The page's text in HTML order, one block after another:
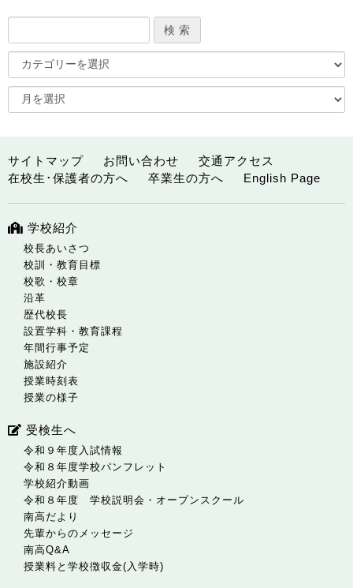
サイトマップ お問い合わせ
交通アクセス
在校生･保護者の方へ
卒業生の方へ English Page
学校紹介
校長あいさつ
校訓・教育目標
校歌・校章
沿革
歴代校長
設置学科・教育課程
年間行事予定
施設紹介
授業時刻表
授業の様子
受検生へ
令和９年度入試情報
令和８年度学校パンフレット
学校紹介動画
令和８年度 学校説明会・オープンスクール
南高だより
先輩からのメッセージ
南高Q&A
授業料と学校徴収金(入学時)